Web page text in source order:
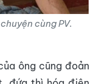
cùng PV.
ông cũng đoản